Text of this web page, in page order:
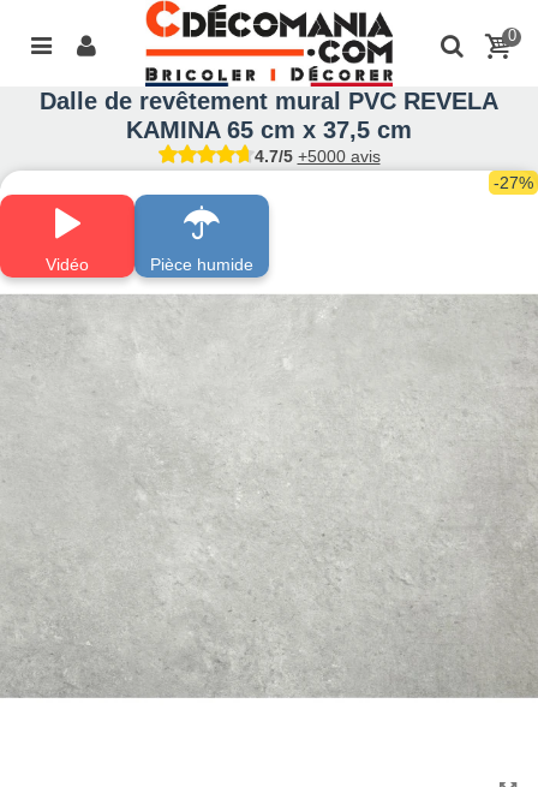
0
Dalle de revêtement mural PVC REVELA
KAMINA 65 cm x 37,5 cm
4.7/5 +5000 avis
Vidéo Pièce humide
-27%